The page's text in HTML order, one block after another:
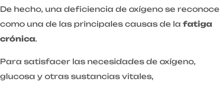
De hecho, una deficiencia de oxígeno se reconoce
como una de las principales causas de la fatiga
crónica.
Para satisfacer las necesidades de oxígeno,
glucosa y otras sustancias vitales,